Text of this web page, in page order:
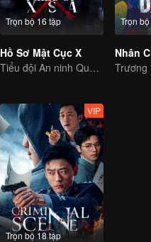
Trọn bộ 16 tập
Hồ Sơ Mật Cục X
Tiểu đội An ninh Quốc gia đập tan âm mưu gián điệp
Trọn
Nhân
Trọn bộ 18 tập
VIP